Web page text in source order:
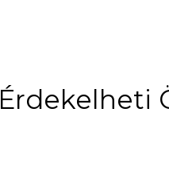
Érdekelheti